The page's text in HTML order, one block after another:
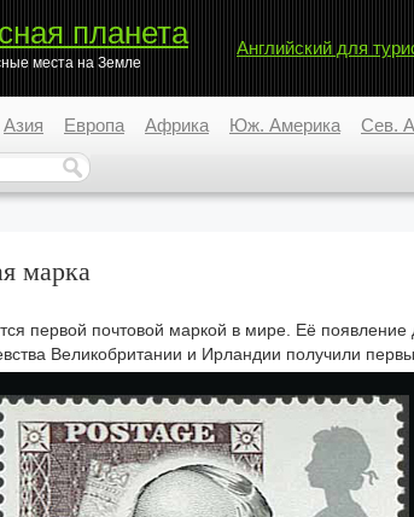
планета
места на Земле
Английский для
Азия Европа Африка Юж. Америка Сев.
марка
первой почтовой маркой в мире. Её
Великобритании и Ирландии получили